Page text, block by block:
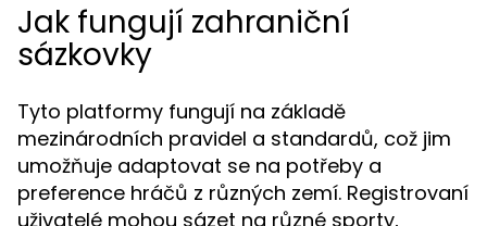
Jak fungují zahraniční
sázkovky
Tyto platformy fungují na základě
mezinárodních pravidel a standardů, což jim
umožňuje adaptovat se na potřeby a
preference hráčů z různých zemí. Registrovaní
uživatelé mohou sázet na různé sporty,